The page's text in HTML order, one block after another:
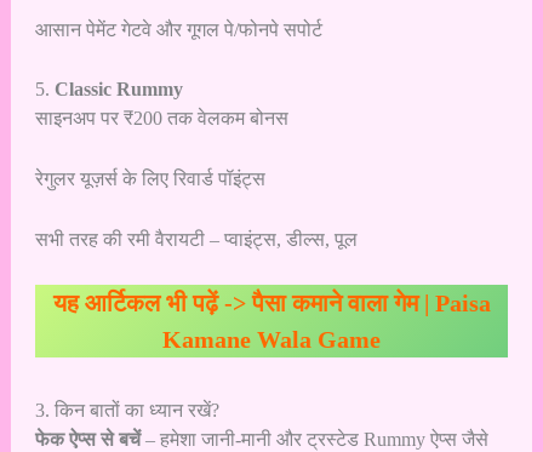
आसान पेमेंट गेटवे और गूगल पे/फोनपे सपोर्ट
5. Classic Rummy
साइनअप पर ₹200 तक वेलकम बोनस
रेगुलर यूज़र्स के लिए रिवार्ड पॉइंट्स
सभी तरह की रमी वैरायटी – प्वाइंट्स, डील्स, पूल
यह आर्टिकल भी पढ़ें ->पैसा कमाने वाला गेम | Paisa
Kamane Wala Game
3. किन बातों का ध्यान रखें?
फेक ऐप्स से बचें– हमेशा जानी-मानी और ट्रस्टेड Rummy ऐप्स जैसे